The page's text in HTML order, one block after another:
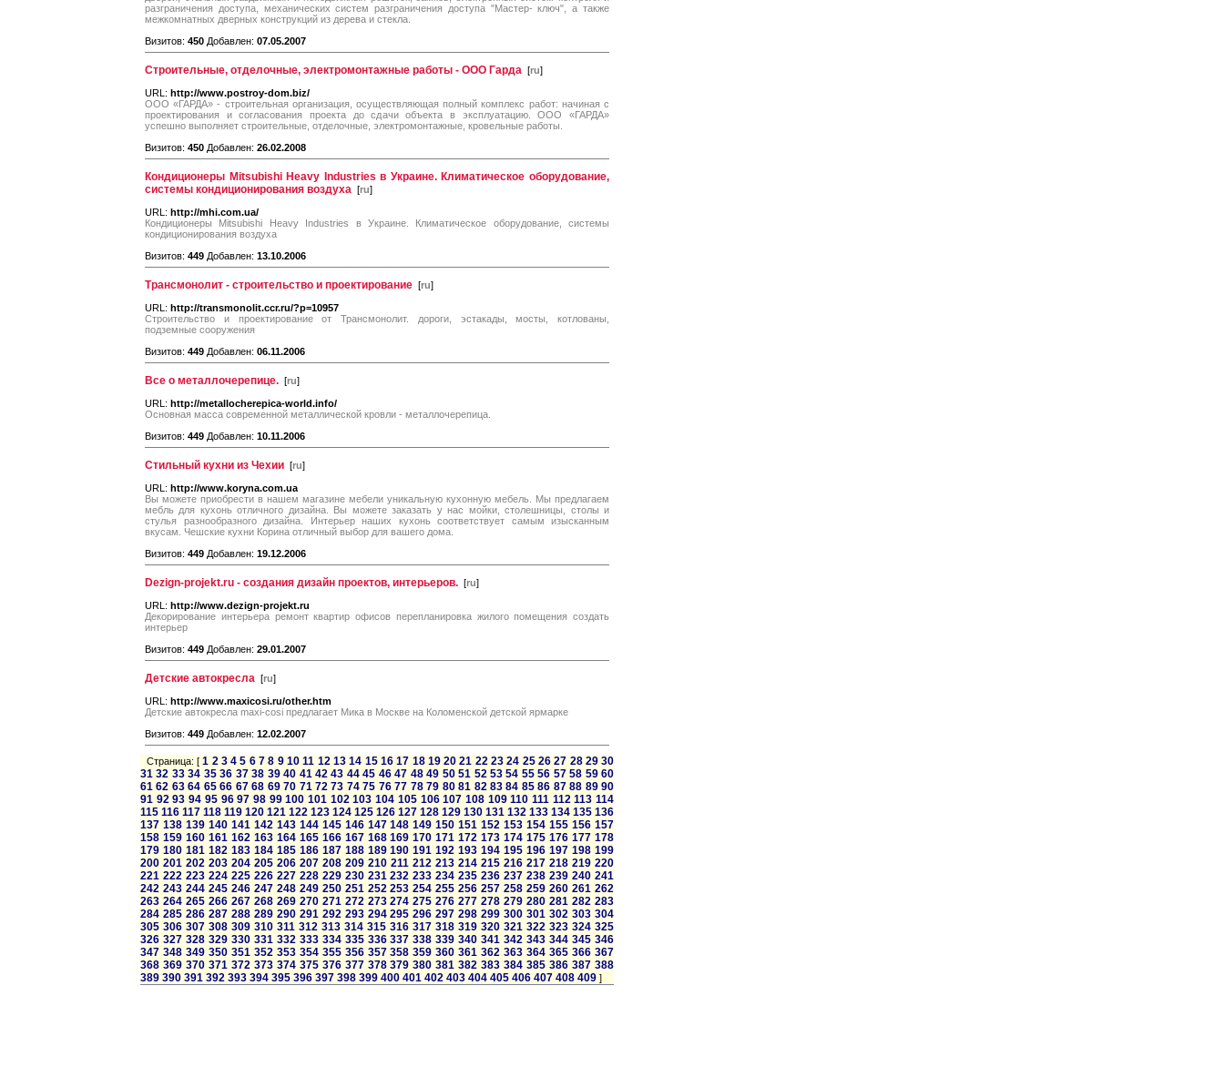
разграничения доступа, механических систем разграничения доступа "Мастер- ключ", а также
межкомнатных дверных конструкций из дерева и стекла.
Визитов: 450 Добавлен: 07.05.2007
Строительные, отделочные, электромонтажные работы - ООО Гарда [ru]
URL: http://www.postroy-dom.biz/
ООО «ГАРДА» - строительная организация, осуществляющая полный комплекс работ: начиная с
проектирования и согласования проекта до сдачи объекта в эксплуатацию. ООО «ГАРДА»
успешно выполняет строительные, отделочные, электромонтажные, кровельные работы.
Визитов: 450 Добавлен: 26.02.2008
Кондиционеры Mitsubishi Heavy Industries в Украине. Климатическое оборудование,
системы кондиционирования воздуха [ru]
URL: http://mhi.com.ua/
Кондиционеры Mitsubishi Heavy Industries в Украине. Климатическое оборудование, системы
кондиционирования воздуха
Визитов: 449 Добавлен: 13.10.2006
Трансмонолит - строительство и проектирование [ru]
URL: http://transmonolit.ccr.ru/?p=10957
Строительство и проектирование от Трансмонолит. дороги, эстакады, мосты, котлованы,
подземные сооружения
Визитов: 449 Добавлен: 06.11.2006
Все о металлочерепице. [ru]
URL: http://metallocherepica-world.info/
Основная масса современной металлической кровли - металлочерепица.
Визитов: 449 Добавлен: 10.11.2006
Стильный кухни из Чехии [ru]
URL: http://www.koryna.com.ua
Вы можете приобрести в нашем магазине мебели уникальную кухонную мебель. Мы предлагаем
мебль для кухонь отличного дизайна. Вы можете заказать у нас мойки, столешницы, столы и
стулья разнообразного дизайна. Интерьер наших кухонь соответствует самым изысканным
вкусам. Чешские кухни Корина отличный выбор для вашего дома.
Визитов: 449 Добавлен: 19.12.2006
Dezign-projekt.ru - создания дизайн проектов, интерьеров. [ru]
URL: http://www.dezign-projekt.ru
Декорирование интерьера ремонт квартир офисов перепланировка жилого помещения создать
интерьер
Визитов: 449 Добавлен: 29.01.2007
Детские автокресла [ru]
URL: http://www.maxicosi.ru/other.htm
Детские автокресла maxi-cosi предлагает Мика в Москве на Коломенской детской ярмарке
Визитов: 449 Добавлен: 12.02.2007
Страница: [1 2 3 4 5 6 7 8 9 10 11 12 13 14 15 16 17 18 19 20 21 22 23 24 25 26 27 28 29 30
31 32 33 34 35 36 37 38 39 40 41 42 43 44 45 46 47 48 49 50 51 52 53 54 55 56 57 58 59 60
61 62 63 64 65 66 67 68 69 70 71 72 73 74 75 76 77 78 79 80 81 82 83 84 85 86 87 88 89 90
91 92 93 94 95 96 97 98 99 100 101 102 103 104 105 106 107 108 109 110 111 112 113 114
115 116 117 118 119 120 121 122 123 124 125 126 127 128 129 130 131 132 133 134 135 136
137 138 139 140 141 142 143 144 145 146 147 148 149 150 151 152 153 154 155 156 157
158 159 160 161 162 163 164 165 166 167 168 169 170 171 172 173 174 175 176 177 178
179 180 181 182 183 184 185 186 187 188 189 190 191 192 193 194 195 196 197 198 199
200 201 202 203 204 205 206 207 208 209 210 211 212 213 214 215 216 217 218 219 220
221 222 223 224 225 226 227 228 229 230 231 232 233 234 235 236 237 238 239 240 241
242 243 244 245 246 247 248 249 250 251 252 253 254 255 256 257 258 259 260 261 262
263 264 265 266 267 268 269 270 271 272 273 274 275 276 277 278 279 280 281 282 283
284 285 286 287 288 289 290 291 292 293 294 295 296 297 298 299 300 301 302 303 304
305 306 307 308 309 310 311 312 313 314 315 316 317 318 319 320 321 322 323 324 325
326 327 328 329 330 331 332 333 334 335 336 337 338 339 340 341 342 343 344 345 346
347 348 349 350 351 352 353 354 355 356 357 358 359 360 361 362 363 364 365 366 367
368 369 370 371 372 373 374 375 376 377 378 379 380 381 382 383 384 385 386 387 388
389 390 391 392 393 394 395 396 397 398 399 400 401 402 403 404 405 406 407 408 409 ]